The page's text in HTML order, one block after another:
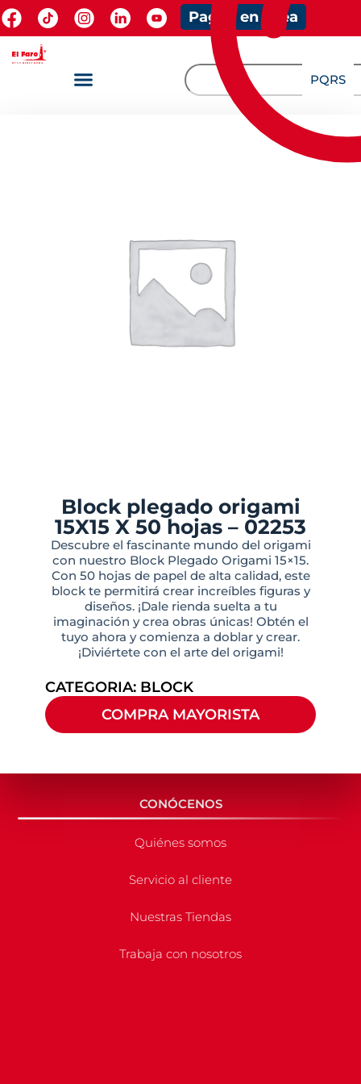
Pagos en línea
PQRS
Block plegado origami
15X15 X 50 hojas – 02253
Descubre el fascinante mundo del origami
con nuestro Block Plegado Origami 15×15.
Con 50 hojas de papel de alta calidad, este
block te permitirá crear increíbles figuras y
diseños. ¡Dale rienda suelta a tu
imaginación y crea obras únicas! Obtén el
tuyo ahora y comienza a doblar y crear.
¡Diviértete con el arte del origami!
CATEGORIA: BLOCK
COMPRA MAYORISTA
CONÓCENOS
Quiénes somos
Servicio al cliente
Nuestras Tiendas
Trabaja con nosotros